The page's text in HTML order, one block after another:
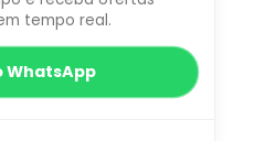
tempo real.
WhatsApp